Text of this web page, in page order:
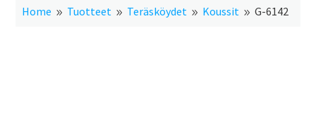
Home 9 Tuotteet 9 Teräsköydet 9 Koussit 9 G-6142